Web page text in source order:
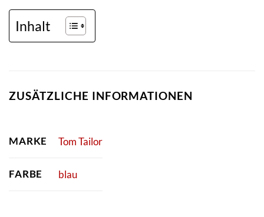
Inhalt
ZUSÄTZLICHE INFORMATIONEN
MARKE Tom Tailor
FARBE blau